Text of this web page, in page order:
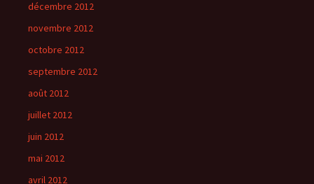
décembre 2012
novembre 2012
octobre 2012
septembre 2012
août 2012
juillet 2012
juin 2012
mai 2012
avril 2012